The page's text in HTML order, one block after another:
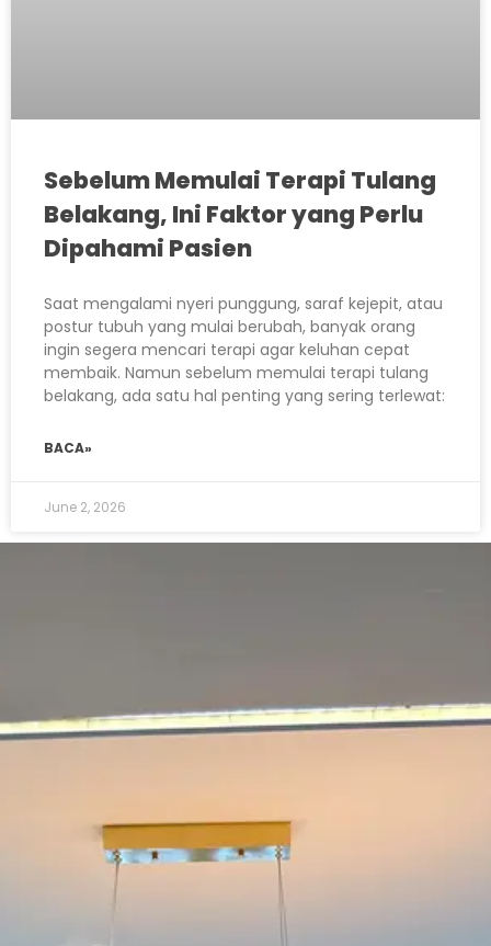
Sebelum Memulai Terapi Tulang
Belakang, Ini Faktor yang Perlu
Dipahami Pasien
Saat mengalami nyeri punggung, saraf kejepit, atau
postur tubuh yang mulai berubah, banyak orang
ingin segera mencari terapi agar keluhan cepat
membaik. Namun sebelum memulai terapi tulang
belakang, ada satu hal penting yang sering terlewat:
BACA»
June 2, 2026